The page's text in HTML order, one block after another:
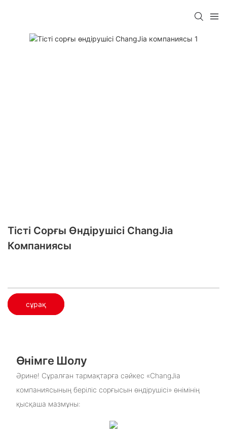
Тісті Сорғы Өндірушісі ChangJia
Компаниясы
сұрақ
Өнімге Шолу
Әрине! Сұралған тармақтарға сәйкес «ChangJia
компаниясының беріліс сорғысын өндірушісі» өнімінің
қысқаша мазмұны: